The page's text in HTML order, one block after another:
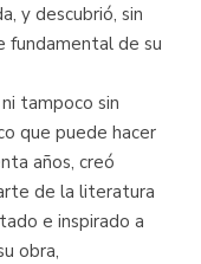
y descubrió, sin
fundamental de su
tampoco sin
que puede hacer
años, creó
de la literatura
e inspirado a
obra,